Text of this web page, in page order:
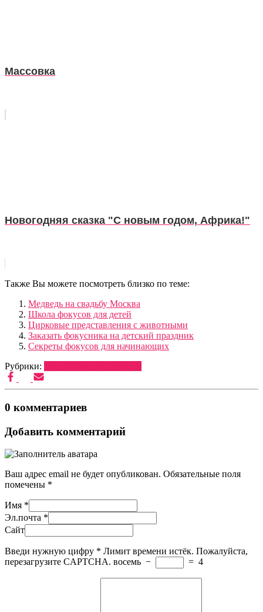
Массовка
Новогодняя сказка "С новым годом, Африка!"
Также Вы можете посмотреть близко по теме:
Медведь на свадьбу Москва
Школа фокусов для детей
Цирковые представления с животными
Заказать фокусника на детский праздник
Секреты фокусов для начинающих
Рубрики:
0 комментариев
Добавить комментарий
Ваш адрес email не будет опубликован. Обязательные поля
помечены *
Имя *
Эл.почта *
Сайт
Введи нужную цифру * Лимит времени истёк. Пожалуйста,
перезагрузите CAPTCHA. восемь − = 4